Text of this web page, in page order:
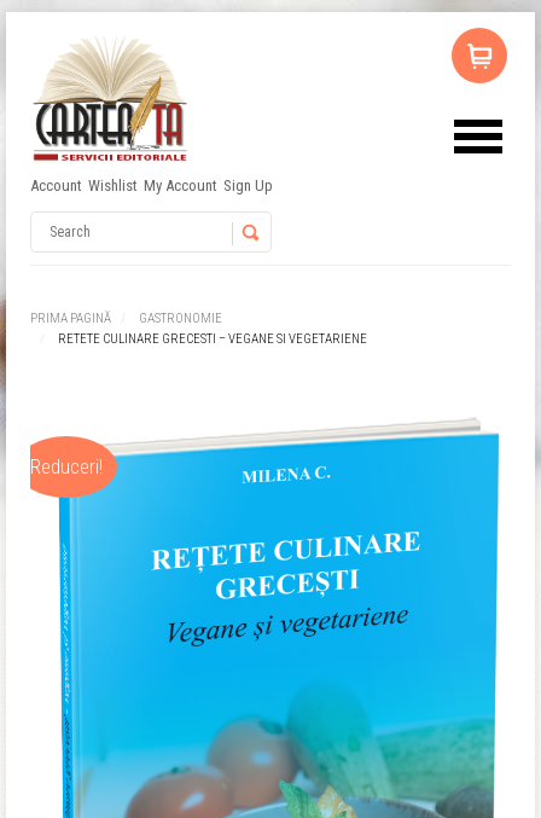
Account Wishlist My Account Sign Up
PRIMA PAGINĂ
GASTRONOMIE
RETETE CULINARE GRECESTI – VEGANE SI VEGETARIENE
Reduceri!
Remember Me
Nu ai niciun produs în coș.